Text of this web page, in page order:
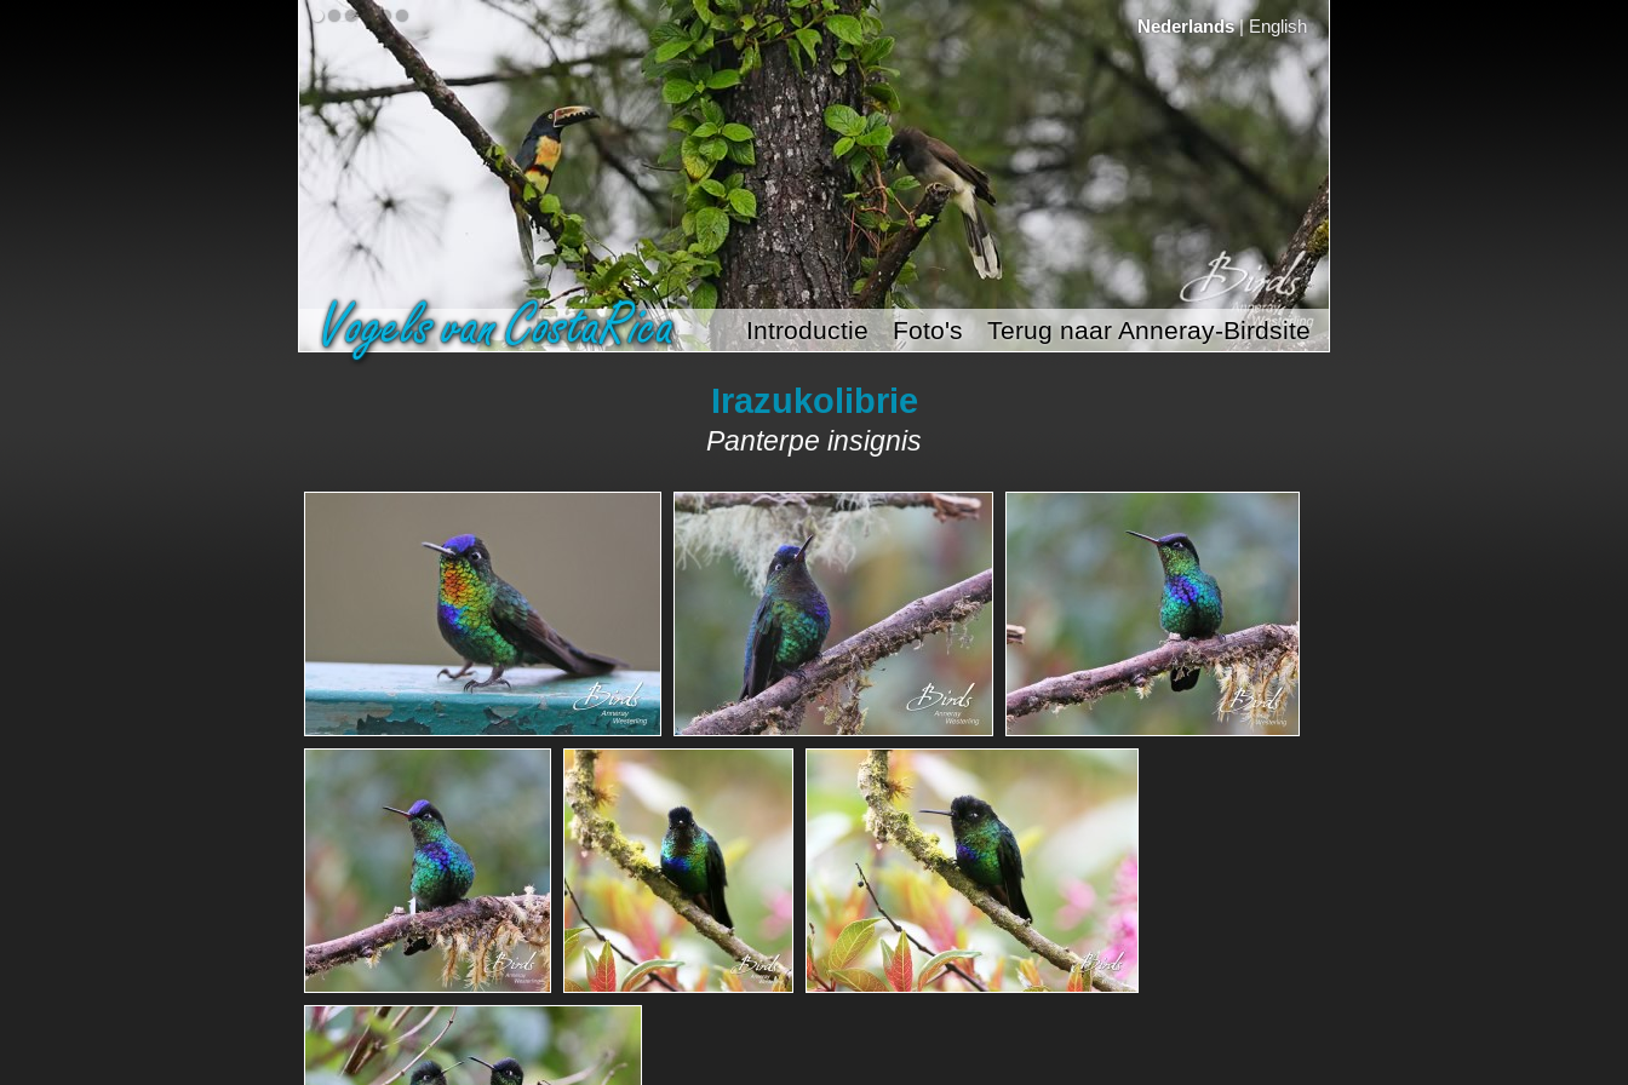
Nederlands|English
Introductie Foto's Terug naar Anneray-Birdsite
Irazukolibrie
Panterpe insignis